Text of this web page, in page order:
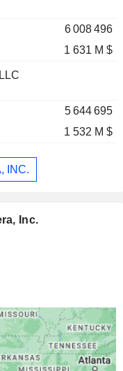
6 008 496
1 631 M $
5 644 695
1 532 M $
INC.
Inc.